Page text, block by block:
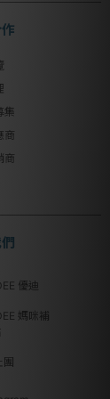
集
商
商
優迪
媽咪補
團